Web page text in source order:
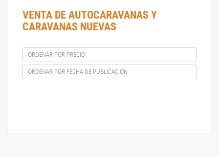
VENTA DE AUTOCARAVANAS Y
CARAVANAS NUEVAS
ORDENAR POR PRECIO
ORDENAR POR FECHA DE PUBLICACION